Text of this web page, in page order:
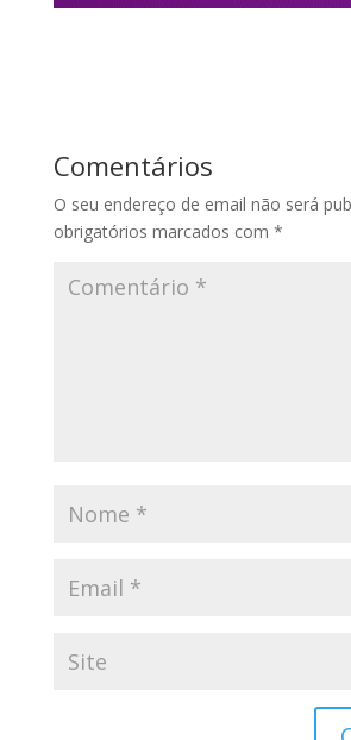
Comentários
O seu endereço de email não será
obrigatórios marcados com *